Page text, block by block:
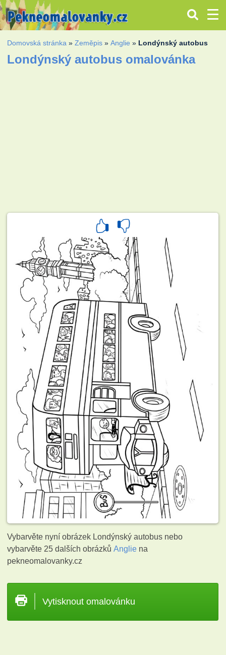
Domovská stránka »Zeměpis »Anglie » Londýnský autobus
Londýnský autobus omalovánka
Vybarvěte nyní obrázek Londýnský autobus nebo
vybarvěte 25 dalších obrázkůAnglie na
pekneomalovanky.cz
Vytisknout omalovánku